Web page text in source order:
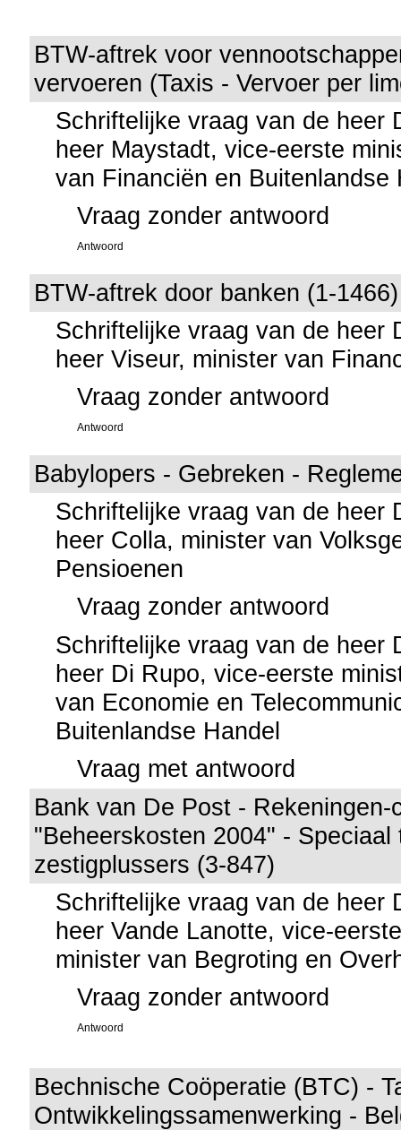
BTW-aftrek voor
vervoeren (Taxis - Vervoer per
Schriftelijke vraag van de heer
heer Maystadt, vice-eerste
van Financiën en Buitenlandse
Vraag zonder antwoord
Antwoord
BTW-aftrek door banken (1-1466)
Schriftelijke vraag van de heer
heer Viseur, minister van
Vraag zonder antwoord
Antwoord
Babylopers - Gebreken -
Schriftelijke vraag van de heer
heer Colla, minister van
Pensioenen
Vraag zonder antwoord
Schriftelijke vraag van de heer
heer Di Rupo, vice-eerste
van Economie en
Buitenlandse Handel
Vraag met antwoord
Bank van De Post - Rekeningen-
"Beheerskosten 2004" - Speciaal
zestigplussers (3-847)
Schriftelijke vraag van de heer
heer Vande Lanotte, vice-
minister van Begroting en
Vraag zonder antwoord
Antwoord
Bechnische Coöperatie (BTC) -
Ontwikkelingssamenwerking -